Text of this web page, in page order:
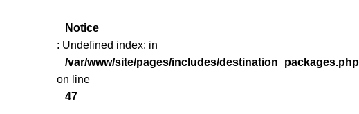
Notice
: Undefined index: in
/var/www/site/pages/includes/destination_packages.php
on line
47